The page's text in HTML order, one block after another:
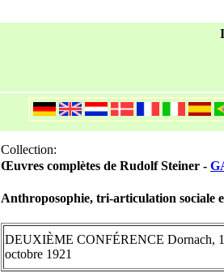
Collection:
Œuvres complètes de Rudolf Steiner -
Anthroposophie, tri-articulation sociale
DEUXIÈME CONFÉRENCE Dornach,
octobre 1921